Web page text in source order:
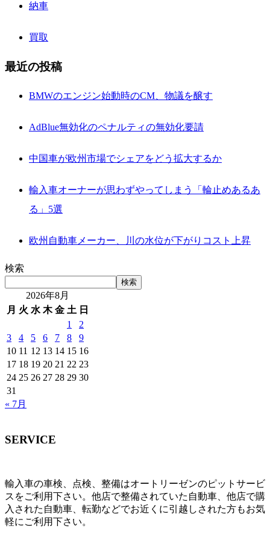
納車
買取
最近の投稿
BMWのエンジン始動時のCM、物議を醸す
AdBlue無効化のペナルティの無効化要請
中国車が欧州市場でシェアをどう拡大するか
輸入車オーナーが思わずやってしまう「輪止めあるあ
る」5選
欧州自動車メーカー、川の水位が下がりコスト上昇
検索
検索
2026年8月
月 火 水 木 金 土 日
1
2
3
4 5 6 7 8
9
10 11 12 13 14 15 16
17 18 19 20 21 22 23
24 25 26 27 28 29 30
31
« 7月
SERVICE
輸入車の車検、点検、整備はオートリーゼンのピットサービ
スをご利用下さい。他店で整備されていた自動車、他店で購
入された自動車、転勤などでお近くに引越しされた方もお気
軽にご利用下さい。